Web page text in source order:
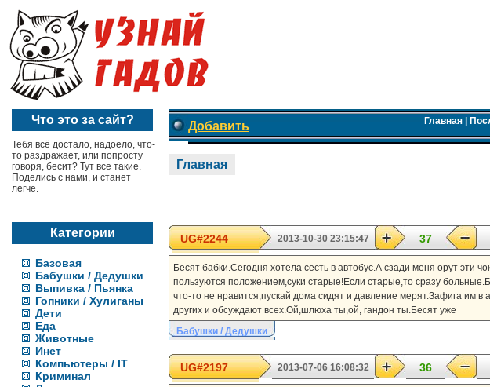
Что это за сайт?
Тебя всё достало, надоело, что-
то раздражает, или попросту
говоря, бесит? Тут все такие.
Поделись с нами, и станет
легче.
Категории
Базовая
Бабушки / Дедушки
Выпивка / Пьянка
Гопники / Хулиганы
Дети
Еда
Животные
Инет
Компьютеры / IT
Криминал
Добавить Главная|
Главная
UG#2244 2013-10-30 23:15:47 37
Бесят бабки.Сегодня хотела сесть в автобус.А сзади меня орут эти
пользуются положением,суки старые!Если старые,то сразу
что-то не нравится,пускай дома сидят и давление мерят.Зафига им
других и обсуждают всех.Ой,шлюха ты,ой, гандон ты.Бесят уже
Бабушки / Дедушки
UG#2197 2013-07-06 16:08:32 36